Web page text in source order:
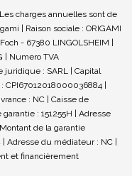
charges annuelles sont de
| Raison sociale : ORIGAMI
- 67380 LINGOLSHEIM |
| Numero TVA
juridique : SARL | Capital
: CPI67012018000036884 |
: NC | Caisse de
: 151255H | Adresse
de la garantie
Adresse du médiateur : NC |
et financièrement